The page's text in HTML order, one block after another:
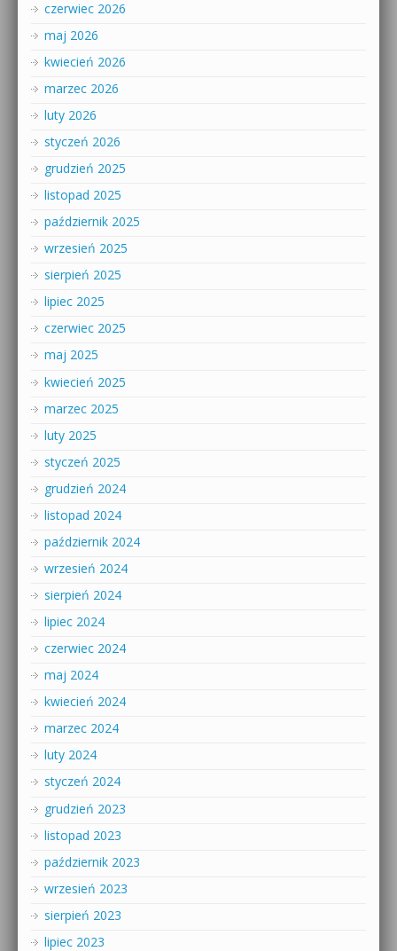
czerwiec 2026
maj 2026
kwiecień 2026
marzec 2026
luty 2026
styczeń 2026
grudzień 2025
listopad 2025
październik 2025
wrzesień 2025
sierpień 2025
lipiec 2025
czerwiec 2025
maj 2025
kwiecień 2025
marzec 2025
luty 2025
styczeń 2025
grudzień 2024
listopad 2024
październik 2024
wrzesień 2024
sierpień 2024
lipiec 2024
czerwiec 2024
maj 2024
kwiecień 2024
marzec 2024
luty 2024
styczeń 2024
grudzień 2023
listopad 2023
październik 2023
wrzesień 2023
sierpień 2023
lipiec 2023